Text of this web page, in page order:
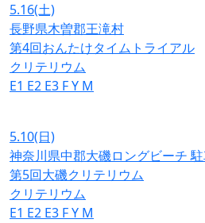
5.16(土)
長野県木曽郡王滝村
第4回おんたけタイムトライアル
クリテリウム
E1 E2 E3 FY M
5.10(日)
神奈川県中郡大磯ロングビーチ
第5回大磯クリテリウム
クリテリウム
E1 E2 E3 FY M